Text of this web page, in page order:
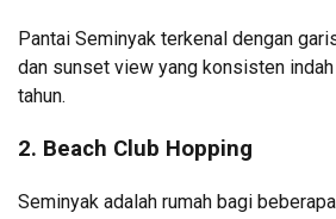
Pantai Seminyak terkenal dengan
dan sunset view yang konsisten
tahun.
2. Beach Club Hopping
Seminyak adalah rumah bagi